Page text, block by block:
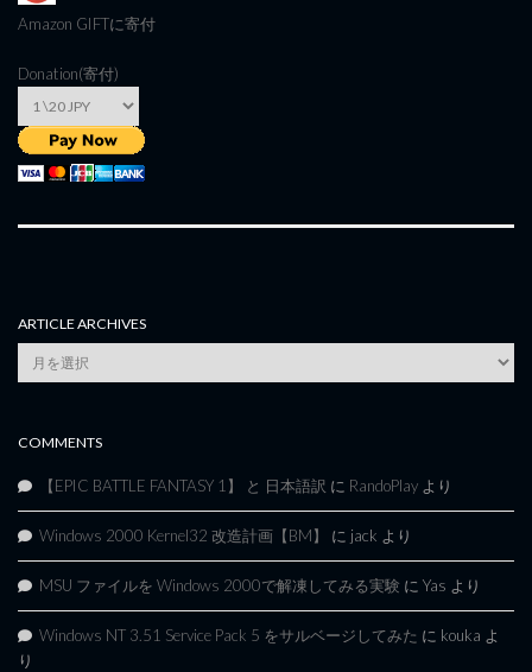
Amazon GIFTに寄付
Donation(寄付)
ARTICLE ARCHIVES
Article
Archives
COMMENTS
【EPIC BATTLE FANTASY 1】 と 日本語訳 に RandoPlay より
Windows 2000 Kernel32 改造計画【BM】 に jack より
MSU ファイルを Windows 2000で解凍してみる実験 に Yas より
Windows NT 3.51 Service Pack 5 をサルベージしてみた に kouka よ
り